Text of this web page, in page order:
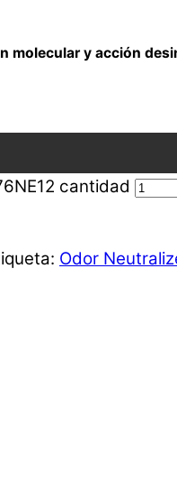
molecular y acción
cantidad
Odor